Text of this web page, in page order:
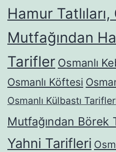
Hamur Tatlıları,
Mutfağından
Tarifler Osmanlı
Osmanlı Köftesi
Osmanlı Külbastı
Mutfağından Börek
Yahni Tarifleri